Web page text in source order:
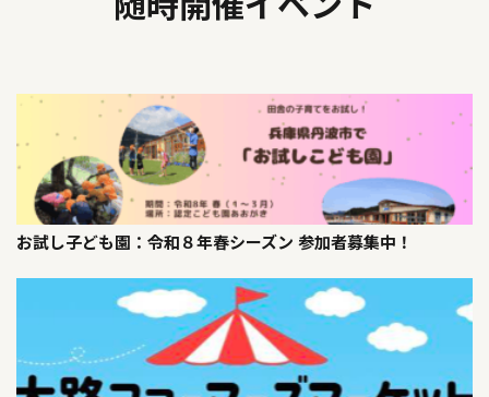
お試し子ども園：令和８年春シーズン 参加者募集中！